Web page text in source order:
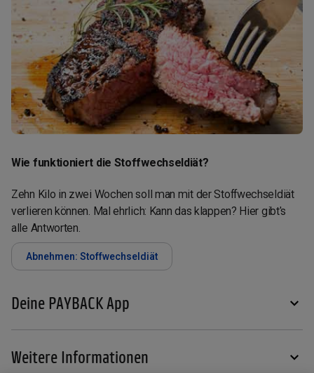
Wie funktioniert die Stoffwechseldiät?
Zehn Kilo in zwei Wochen soll man mit der Stoffwechseldiät
verlieren können. Mal ehrlich: Kann das klappen? Hier gibt's
alle Antworten.
Abnehmen: Stoffwechseldiät
Deine PAYBACK App
Weitere Informationen